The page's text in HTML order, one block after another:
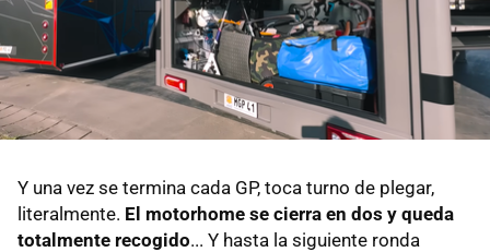
Y una vez se termina cada GP, toca turno de plegar,
literalmente. El motorhome se cierra en dos y queda
totalmente recogido... Y hasta la siguiente ronda